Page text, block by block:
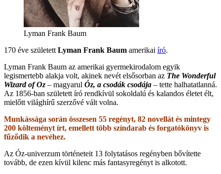
Lyman Frank Baum
170 éve született Lyman Frank Baum amerikai író.
Lyman Frank Baum az amerikai gyermekirodalom egyik
legismertebb alakja volt, akinek nevét elsősorban az The Wonderful
Wizard of Oz – magyarul Óz, a csodák csodája – tette halhatatlanná.
Az 1856-ban született író rendkívül sokoldalú és kalandos életet élt,
mielőtt világhírű szerzővé vált volna.
Munkássága során összesen 55 regényt, 82 novellát és mintegy
200 költeményt írt, emellett több színdarab és forgatókönyv is
fűződik a nevéhez.
Az Óz-univerzum történeteit 13 folytatásos regényben bővítette
tovább, de ezen kívül kilenc más fantasyregényt is alkotott.